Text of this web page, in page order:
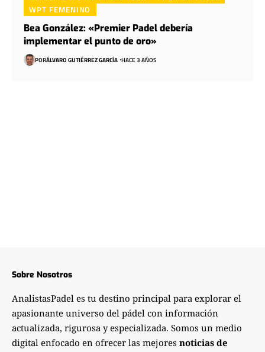
WPT FEMENINO
Bea González: «Premier Padel debería
implementar el punto de oro»
PORÁLVARO GUTIÉRREZ GARCÍA HACE 3 AÑOS
Sobre Nosotros
AnalistasPadel es tu destino principal para explorar el
apasionante universo del pádel con información
actualizada, rigurosa y especializada. Somos un medio
digital enfocado en ofrecer las mejores noticias de